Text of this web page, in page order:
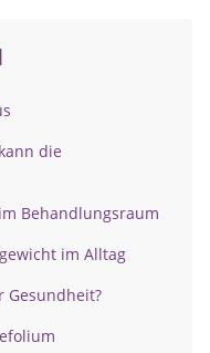
die
Behandlungsraum
im Alltag
Gesundheit?